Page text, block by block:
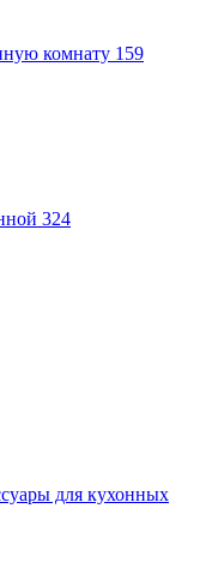
комнату 159
324
для кухонных